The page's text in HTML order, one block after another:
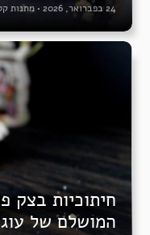
24 בפברואר, 2026 • מתנות
חיתוכיות בצק
המושלם של